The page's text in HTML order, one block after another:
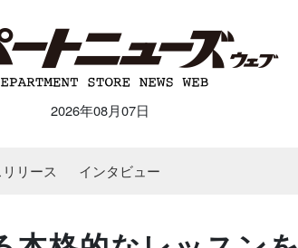
2026年08月07日
リース インタビュー